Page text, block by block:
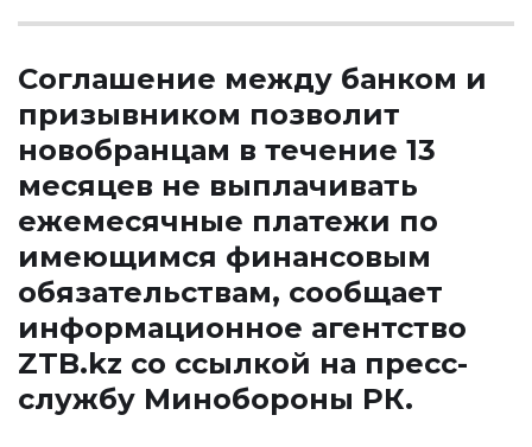
Соглашение между банком и
призывником позволит
новобранцам в течение 13
месяцев не выплачивать
ежемесячные платежи по
имеющимся финансовым
обязательствам, сообщает
информационное агентство
ZTB.kz со ссылкой на пресс-
службу Минобороны РК.